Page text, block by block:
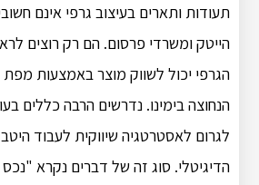
תעודות ותארים בעיצוב גרפי אינם
הייטק ומשרדי פרסום. הם רק רוצים
הגרפי יכול לשווק מוצר באמצעות מפת
הנחוצה בימינו. נדרשים הרבה כללים
לגרום לאסטרטגיה שיווקית לעבוד
הדיגיטלי. סוג זה של דברים נקרא